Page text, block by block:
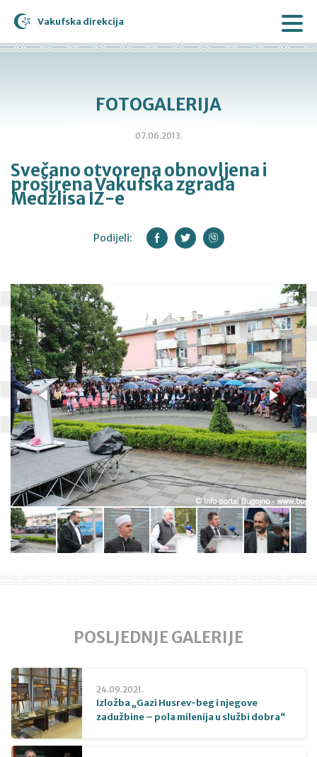
Vakufska direkcija
FOTOGALERIJA
07.06.2013.
Svečano otvorena obnovljena i
proširena Vakufska zgrada
Medžlisa IZ-e
Podijeli:
POSLJEDNJE GALERIJE
24.09.2021.
Izložba „Gazi Husrev-beg i njegove
zadužbine – pola milenija u službi dobra“